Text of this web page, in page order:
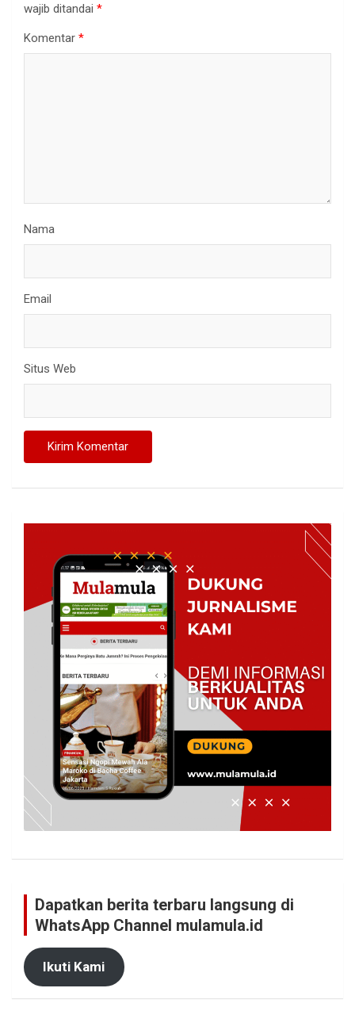
wajib ditandai *
Komentar *
Nama
Email
Situs Web
Dapatkan berita terbaru langsung di
WhatsApp Channel mulamula.id
Ikuti Kami